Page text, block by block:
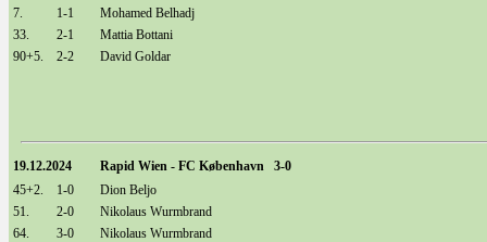
7.
1-1
Mohamed Belhadj
33.
2-1
Mattia Bottani
90+5.
2-2 David Goldar
19.12.2024
Rapid Wien - FC København 3-0
45+2.
1-0
Dion Beljo
51.
2-0
Nikolaus Wurmbrand
64.
3-0 Nikolaus Wurmbrand